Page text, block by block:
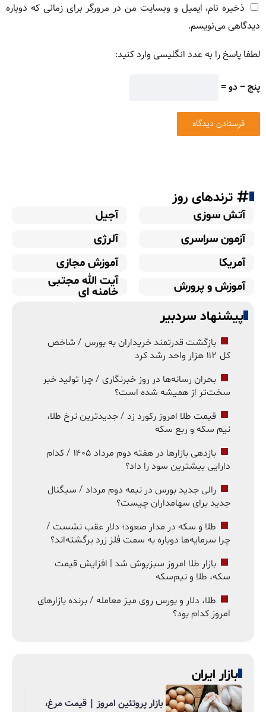
ذخیره نام، ایمیل و وبسایت من در مرورگر برای زمانی که دوباره
دیدگاهی می‌نویسم.
لطفا پاسخ را به عدد انگلیسی وارد کنید:
پنج − دو =
ترندهای روز
آتش سوزی
آجیل
آزمون سراسری
آلرژی
آمریکا
آموزش مجازی
آموزش و پرورش
آیت الله مجتبی
خامنه ای
پیشنهاد سردبیر
بازگشت قدرتمند خریداران به بورس / شاخص
کل ۱۱۲ هزار واحد رشد کرد
بحران رسانه‌ها در روز خبرنگاری / چرا تولید خبر
سخت‌تر از همیشه شده است؟
قیمت طلا امروز رکورد زد / جدیدترین نرخ طلا،
نیم سکه و ربع سکه
بازدهی بازارها در هفته دوم مرداد ۱۴۰۵ / کدام
دارایی بیشترین سود را داد؟
رالی جدید بورس در نیمه دوم مرداد / سیگنال
جدید برای سهامداران چیست؟
طلا و سکه در مدار صعود؛ دلار عقب نشست /
چرا سرمایه‌ها دوباره به سمت فلز زرد برگشته‌اند؟
بازار طلا امروز سبزپوش شد | افزایش قیمت
سکه، طلا و نیم‌سکه
طلا، دلار و بورس روی میز معامله / برنده بازارهای
امروز کدام بود؟
بازار ایران
بازار پروتئین امروز | قیمت مرغ،